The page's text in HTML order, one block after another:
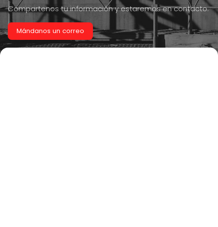
Compartenos tu información y estaremos en contacto.
Mándanos un correo